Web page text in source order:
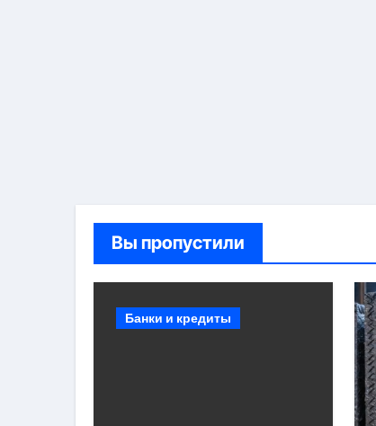
Вы пропустили
Банки и кредиты